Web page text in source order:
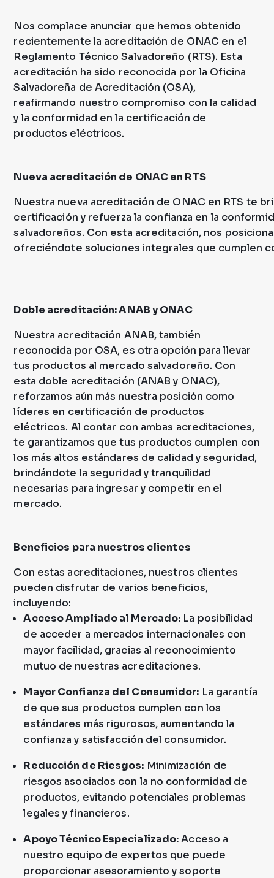
Nos complace anunciar que hemos obtenido
recientemente la acreditación de ONAC en el
Reglamento Técnico Salvadoreño (RTS). Esta
acreditación ha sido reconocida por la Oficina
Salvadoreña de Acreditación (OSA),
reafirmando nuestro compromiso con la calidad
y la conformidad en la certificación de
productos eléctricos.
Nueva acreditación de ONAC en RTS
Nuestra nueva acreditación de ONAC en RTS te
certificación y refuerza la confianza en la
salvadoreños. Con esta acreditación, nos
ofreciéndote soluciones integrales que cumplen
Doble acreditación: ANAB y ONAC
Nuestra acreditación ANAB, también
reconocida por OSA, es otra opción para llevar
tus productos al mercado salvadoreño. Con
esta doble acreditación (ANAB y ONAC),
reforzamos aún más nuestra posición como
líderes en certificación de productos
eléctricos. Al contar con ambas acreditaciones,
te garantizamos que tus productos cumplen con
los más altos estándares de calidad y seguridad,
brindándote la seguridad y tranquilidad
necesarias para ingresar y competir en el
mercado.
Beneficios para nuestros clientes
Con estas acreditaciones, nuestros clientes
pueden disfrutar de varios beneficios,
incluyendo:
Acceso Ampliado al Mercado: La posibilidad
de acceder a mercados internacionales con
mayor facilidad, gracias al reconocimiento
mutuo de nuestras acreditaciones.
Mayor Confianza del Consumidor: La garantía
de que sus productos cumplen con los
estándares más rigurosos, aumentando la
confianza y satisfacción del consumidor.
Reducción de Riesgos: Minimización de
riesgos asociados con la no conformidad de
productos, evitando potenciales problemas
legales y financieros.
Apoyo Técnico Especializado:Acceso a
nuestro equipo de expertos que puede
proporcionar asesoramiento y soporte